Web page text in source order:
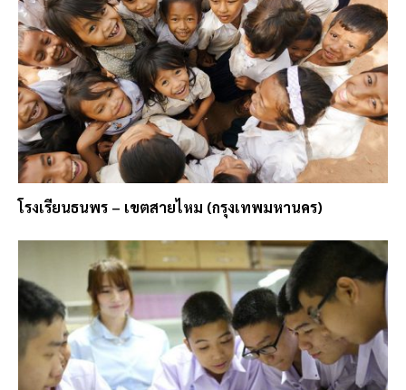
โรงเรียนธนพร – เขตสายไหม (กรุงเทพมหานคร)